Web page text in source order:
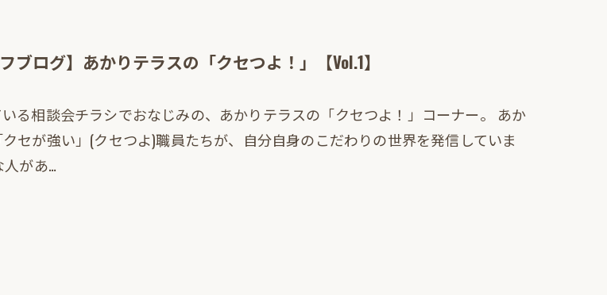
ブログ】あかりテラスの「クセつよ！」【Vol.1】
る相談会チラシでおなじみの、あかりテラスの「クセつよ！」コーナー。 あか
セが強い」(クセつよ)職員たちが、自分自身のこだわりの世界を発信していま
人があ…